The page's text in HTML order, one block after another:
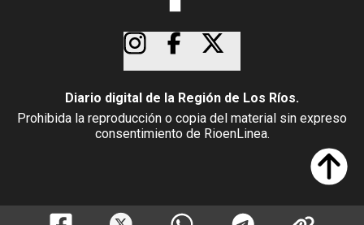
Diario digital de la Región de Los Ríos.
Prohibida la reproducción o copia del material sin expreso
consentimiento de RioenLinea.